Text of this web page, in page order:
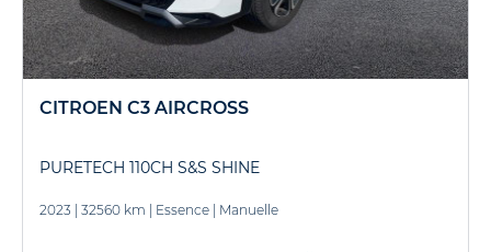
CITROEN C3 AIRCROSS
PURETECH 110CH S&S SHINE
2023 32560 km Essence Manuelle